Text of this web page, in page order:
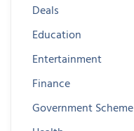
Deals
Education
Entertainment
Finance
Government Scheme